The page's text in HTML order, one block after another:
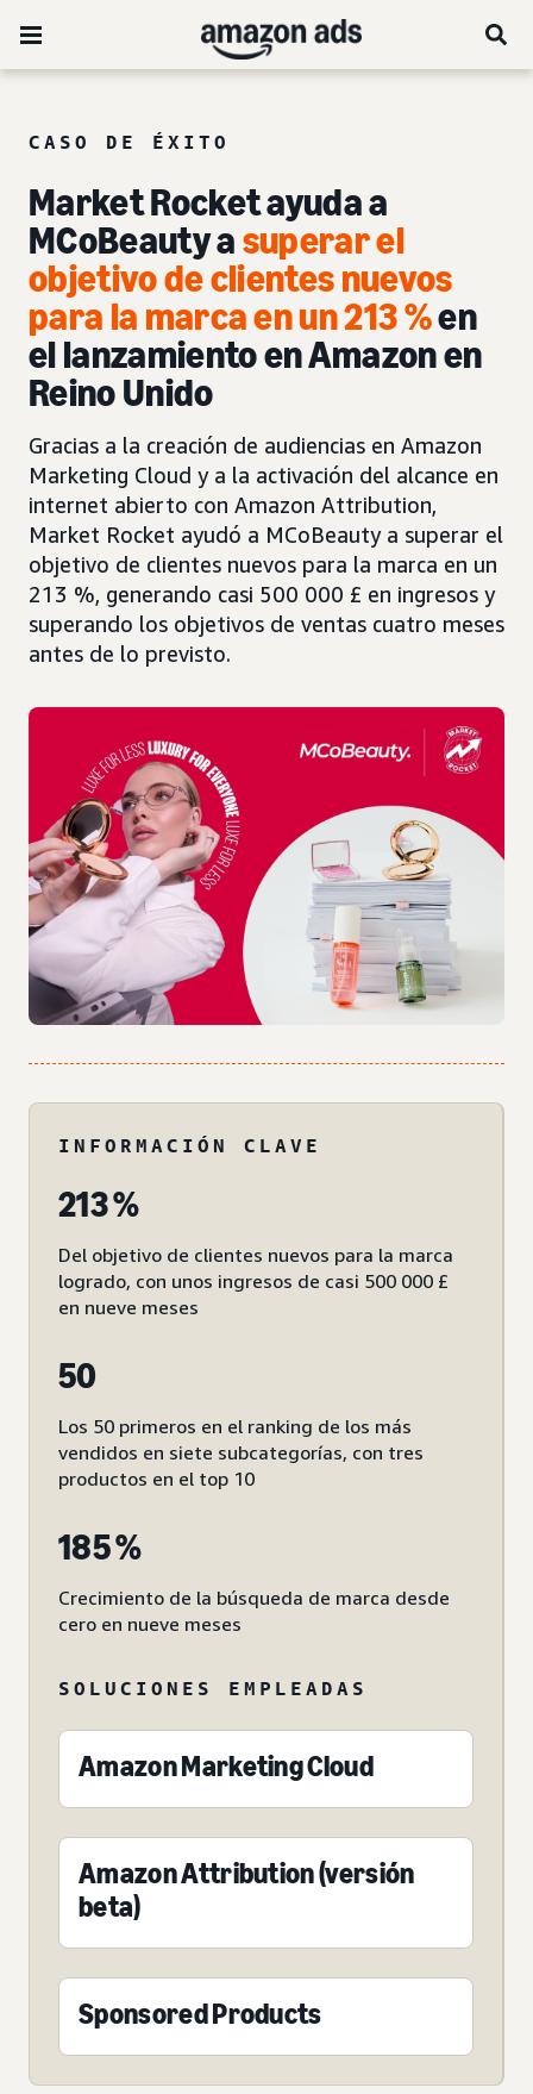
CASO DE ÉXITO
Market Rocket ayuda a
MCoBeauty asuperar el
objetivo de clientes nuevos
para la marca en un 213 %en
el lanzamiento en Amazon en
Reino Unido
Gracias a la creación de audiencias en Amazon
Marketing Cloud y a la activación del alcance en
internet abierto con Amazon Attribution,
Market Rocket ayudó a MCoBeauty a superar el
objetivo de clientes nuevos para la marca en un
213 %, generando casi 500 000 £ en ingresos y
superando los objetivos de ventas cuatro meses
antes de lo previsto.
INFORMACIÓN CLAVE
213 %
Del objetivo de clientes nuevos para la marca
logrado, con unos ingresos de casi 500 000 £
en nueve meses
50
Los 50 primeros en el ranking de los más
vendidos en siete subcategorías, con tres
productos en el top 10
185 %
Crecimiento de la búsqueda de marca desde
cero en nueve meses
SOLUCIONES EMPLEADAS
Amazon Marketing Cloud
Amazon Attribution (versión
beta)
Sponsored Products